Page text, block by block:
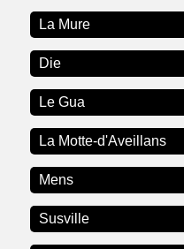
La Mure
Die
Le Gua
La Motte-d'Aveillans
Mens
Susville